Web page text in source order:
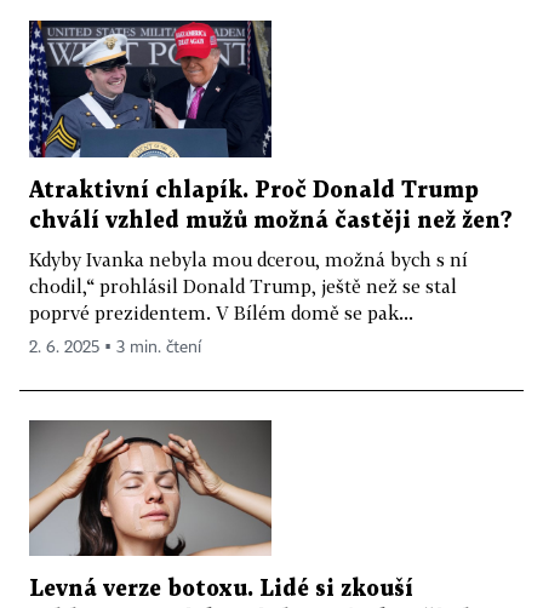
Atraktivní chlapík. Proč Donald Trump
chválí vzhled mužů možná častěji než žen?
Kdyby Ivanka nebyla mou dcerou, možná bych s ní
chodil,“ prohlásil Donald Trump, ještě než se stal
poprvé prezidentem. V Bílém domě se pak...
2. 6. 2025 ▪ 3 min. čtení
Levná verze botoxu. Lidé si zkouší